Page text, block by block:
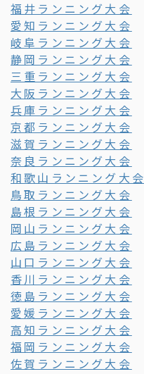
福井ランニング大会
愛知ランニング大会
岐阜ランニング大会
静岡ランニング大会
三重ランニング大会
大阪ランニング大会
兵庫ランニング大会
京都ランニング大会
滋賀ランニング大会
奈良ランニング大会
和歌山ランニング大会
鳥取ランニング大会
島根ランニング大会
岡山ランニング大会
広島ランニング大会
山口ランニング大会
香川ランニング大会
徳島ランニング大会
愛媛ランニング大会
高知ランニング大会
福岡ランニング大会
佐賀ランニング大会